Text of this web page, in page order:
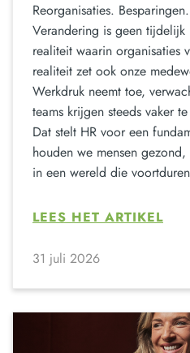
Reorganisaties.
Verandering is geen
realiteit waarin organisaties
realiteit zet ook onze
Werkdruk neemt toe,
teams krijgen steeds vaker
Dat stelt HR voor een
houden we mensen
in een wereld die
LEES HET ARTIKEL
31 juli 2026